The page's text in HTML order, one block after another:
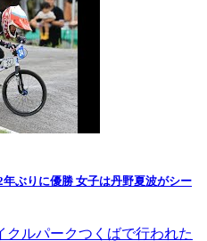
ぶりに優勝 女子は丹野夏波がシー
クルパークつくばで行われた